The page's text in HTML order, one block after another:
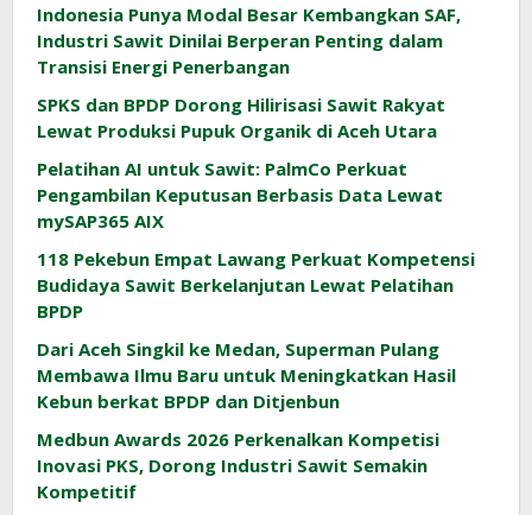
Indonesia Punya Modal Besar Kembangkan SAF,
Industri Sawit Dinilai Berperan Penting dalam
Transisi Energi Penerbangan
SPKS dan BPDP Dorong Hilirisasi Sawit Rakyat
Lewat Produksi Pupuk Organik di Aceh Utara
Pelatihan AI untuk Sawit: PalmCo Perkuat
Pengambilan Keputusan Berbasis Data Lewat
mySAP365 AIX
118 Pekebun Empat Lawang Perkuat Kompetensi
Budidaya Sawit Berkelanjutan Lewat Pelatihan
BPDP
Dari Aceh Singkil ke Medan, Superman Pulang
Membawa Ilmu Baru untuk Meningkatkan Hasil
Kebun berkat BPDP dan Ditjenbun
Medbun Awards 2026 Perkenalkan Kompetisi
Inovasi PKS, Dorong Industri Sawit Semakin
Kompetitif